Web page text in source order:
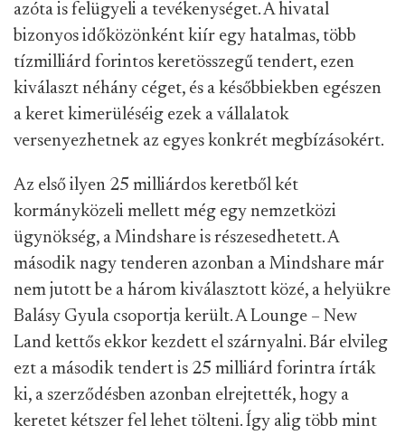
azóta is felügyeli a tevékenységet. A hivatal
bizonyos időközönként kiír egy hatalmas, több
tízmilliárd forintos keretösszegű tendert, ezen
kiválaszt néhány céget, és a későbbiekben egészen
a keret kimerüléséig ezek a vállalatok
versenyezhetnek az egyes konkrét megbízásokért.
Az első ilyen 25 milliárdos keretből két
kormányközeli mellett még egy nemzetközi
ügynökség, a Mindshare is részesedhetett. A
második nagy tenderen azonban a Mindshare már
nem jutott be a három kiválasztott közé, a helyükre
Balásy Gyula csoportja került. A Lounge – New
Land kettős ekkor kezdett el szárnyalni. Bár elvileg
ezt a második tendert is 25 milliárd forintra írták
ki, a szerződésben azonban elrejtették, hogy a
keretet kétszer fel lehet tölteni. Így alig több mint